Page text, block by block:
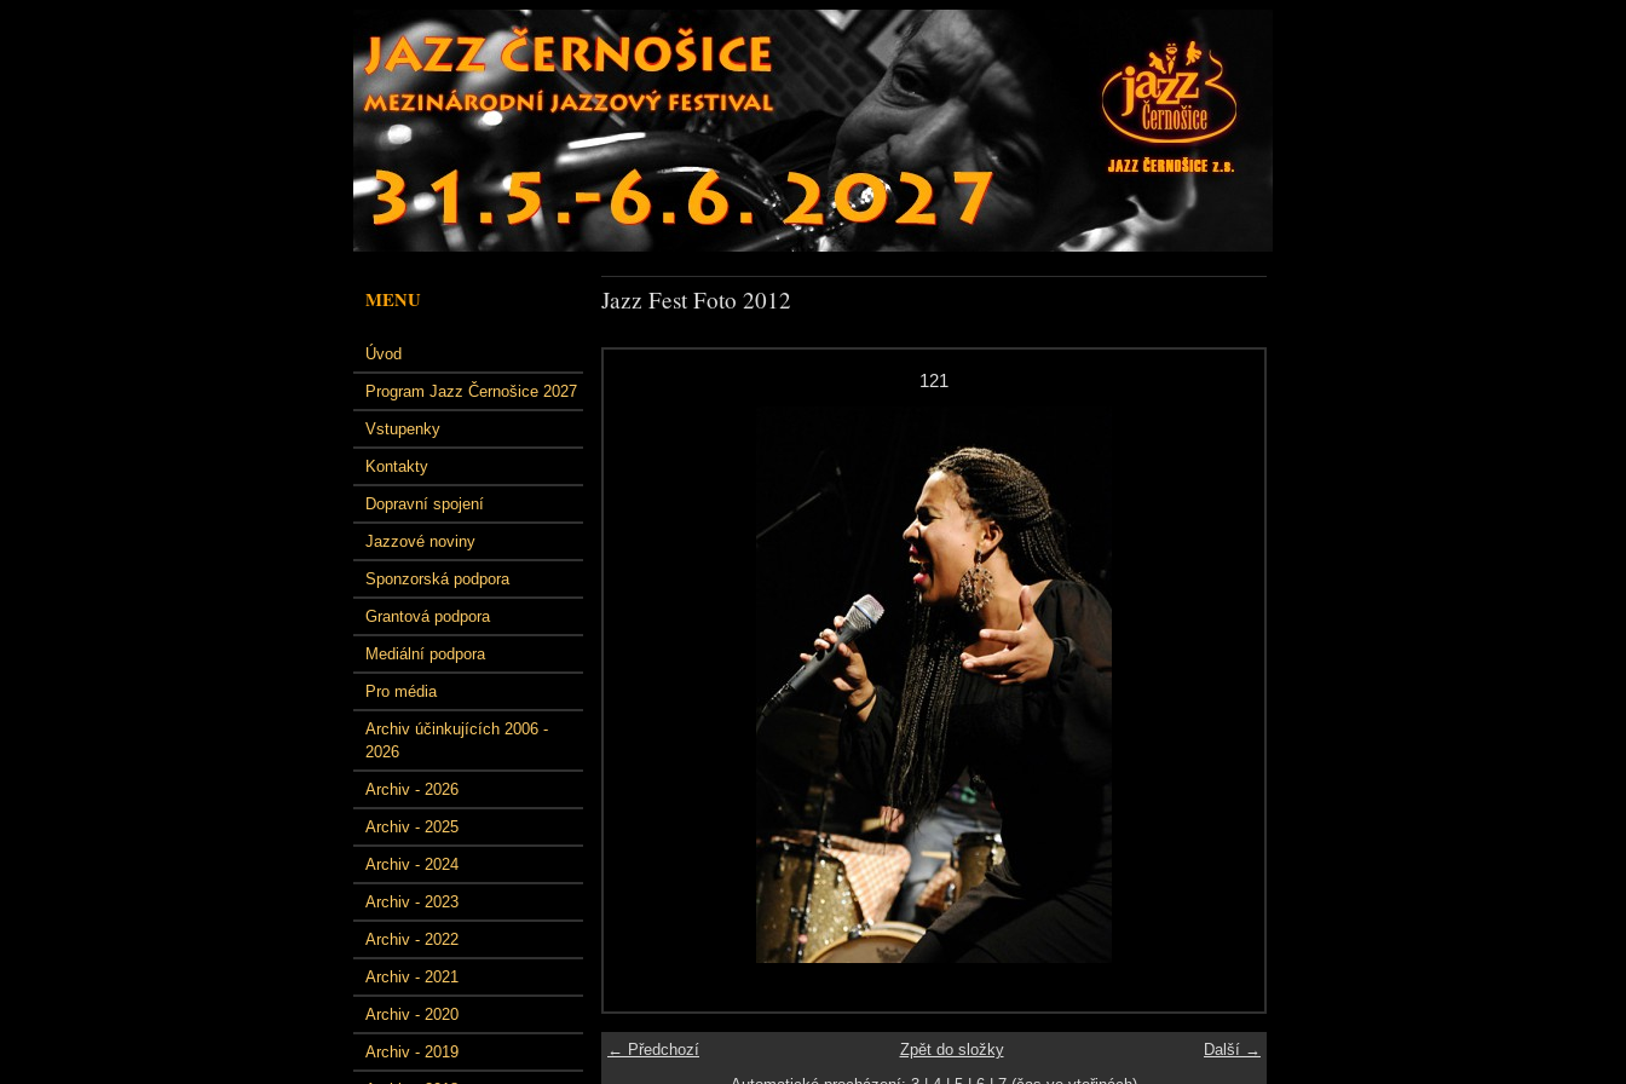
MENU
Úvod
Program Jazz Černošice 2027
Vstupenky
Kontakty
Dopravní spojení
Jazzové noviny
Sponzorská podpora
Grantová podpora
Mediální podpora
Pro média
Archiv účinkujících 2006 -
2026
Archiv - 2026
Archiv - 2025
Archiv - 2024
Archiv - 2023
Archiv - 2022
Archiv - 2021
Archiv - 2020
Archiv - 2019
Jazz Fest Foto 2012
121
← Předchozí Další →
Zpět do složky